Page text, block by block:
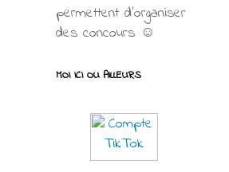
permettent d’organiser
des concours ☺
MOI ICI OU AILLEURS